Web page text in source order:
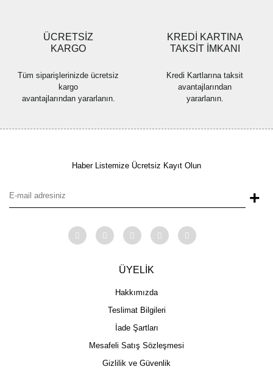
ÜCRETSİZ
KARGO
Tüm siparişlerinizde ücretsiz
kargo
avantajlarından yararlanın.
KREDİ KARTINA
TAKSİT İMKANI
Kredi Kartlarına taksit
avantajlarından
yararlanın.
Haber Listemize Ücretsiz Kayıt Olun
+
ÜYELİK
Hakkımızda
Teslimat Bilgileri
İade Şartları
Mesafeli Satış Sözleşmesi
Gizlilik ve Güvenlik